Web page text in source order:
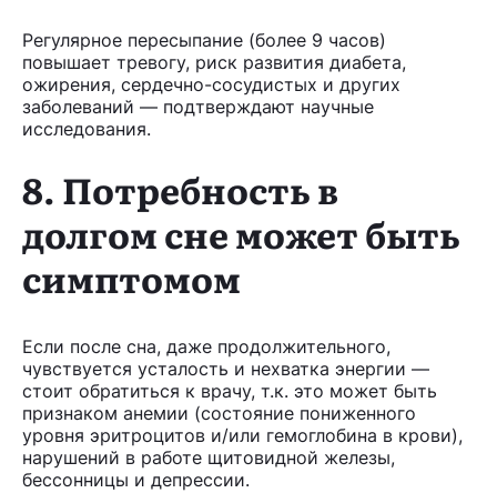
Регулярное пересыпание (более 9 часов)
повышает тревогу, риск развития диабета,
ожирения, сердечно-сосудистых и других
заболеваний — подтверждают научные
исследования.
8. Потребность в
долгом сне может быть
симптомом
Если после сна, даже продолжительного,
чувствуется усталость и нехватка энергии —
стоит обратиться к врачу, т.к. это может быть
признаком анемии (состояние пониженного
уровня эритроцитов и/или гемоглобина в крови),
нарушений в работе щитовидной железы,
бессонницы и депрессии.